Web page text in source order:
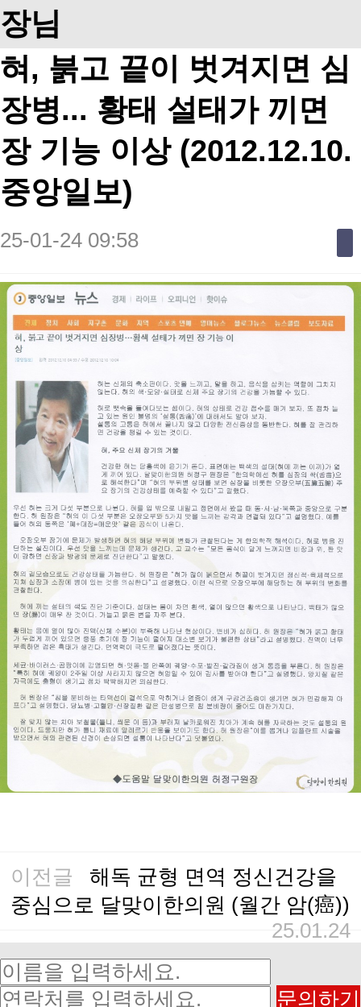
장님
혀, 붉고 끝이 벗겨지면 심
장병... 황태 설태가 끼면
장 기능 이상 (2012.12.10.
중앙일보)
25-01-24 09:58
이전글
해독 균형 면역 정신건강을
중심으로 달맞이한의원 (월간 암(癌))
25.01.24